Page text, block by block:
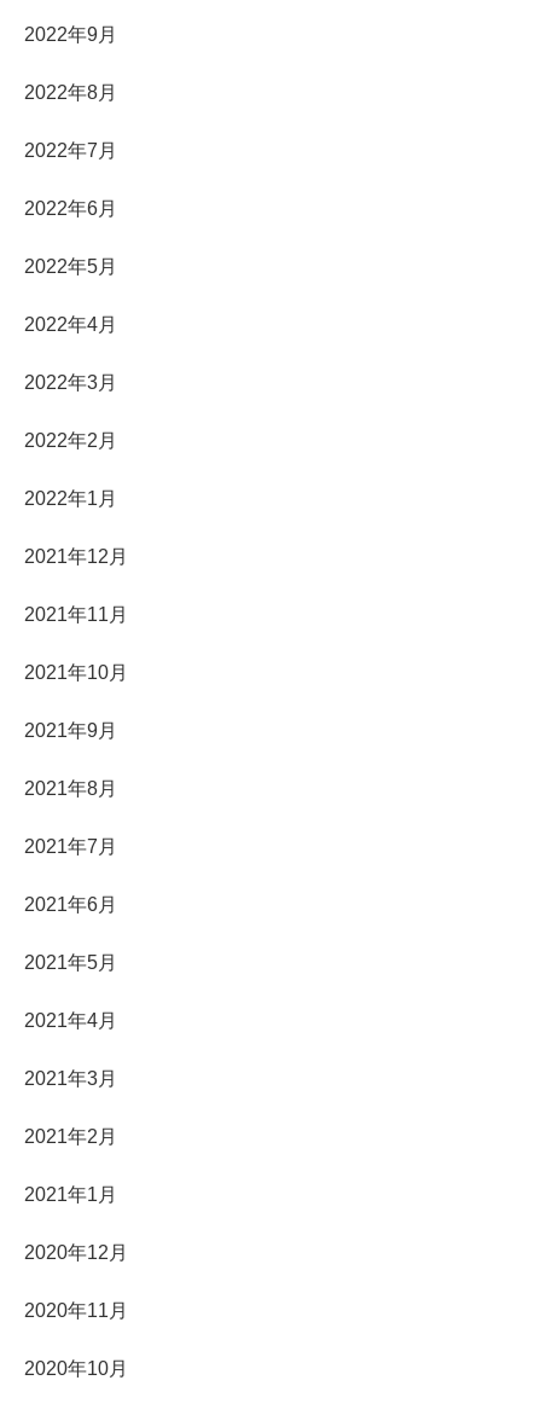
2022年9月
2022年8月
2022年7月
2022年6月
2022年5月
2022年4月
2022年3月
2022年2月
2022年1月
2021年12月
2021年11月
2021年10月
2021年9月
2021年8月
2021年7月
2021年6月
2021年5月
2021年4月
2021年3月
2021年2月
2021年1月
2020年12月
2020年11月
2020年10月